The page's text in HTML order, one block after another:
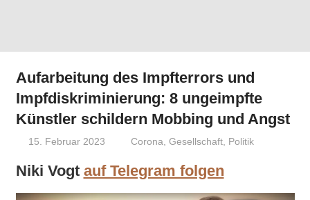
Aufarbeitung des Impfterrors und
Impfdiskriminierung: 8 ungeimpfte
Künstler schildern Mobbing und Angst
15. Februar 2023 Niki Vogt
Corona,Gesellschaft, Politik
Niki Vogt auf Telegram folgen